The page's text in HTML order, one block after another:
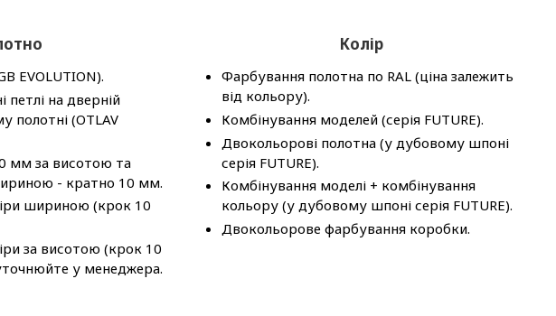
EVOLUTION).
петлі на дверній
полотні (OTLAV
мм за висотою та
- кратно 10 мм.
шириною (крок 10
за висотою (крок 10
у менеджера.
Колір
Фарбування полотна по RAL (ціна залежить
від кольору).
Комбінування моделей (серія FUTURE).
Двокольорові полотна (у дубовому шпоні
серія FUTURE).
Комбінування моделі + комбінування
кольору (у дубовому шпоні серія FUTURE).
Двокольорове фарбування коробки.